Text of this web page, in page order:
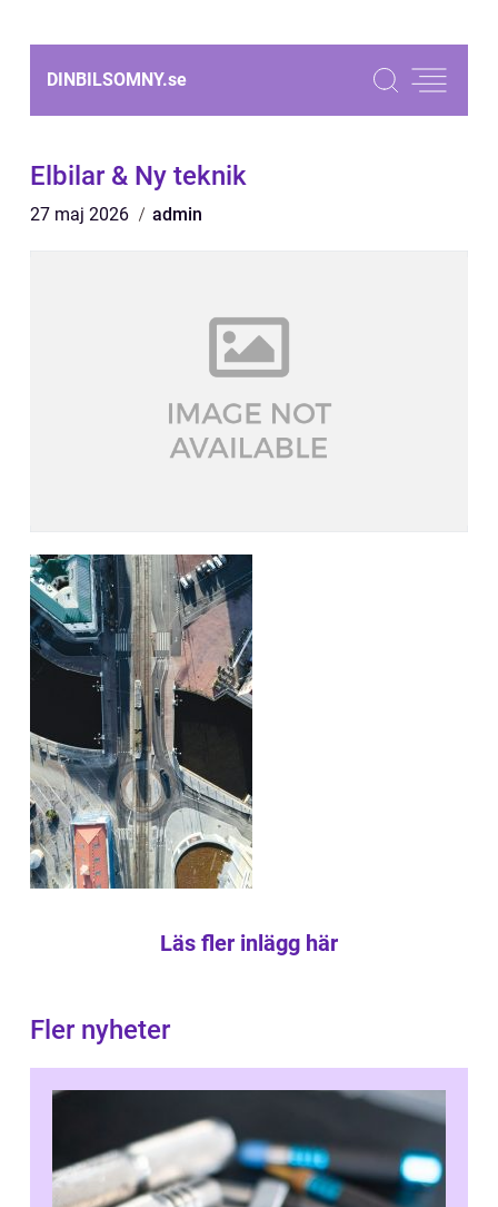
DINBILSOMNY.se
Elbilar & Ny teknik
27 maj 2026 admin
Läs fler inlägg här
Fler nyheter